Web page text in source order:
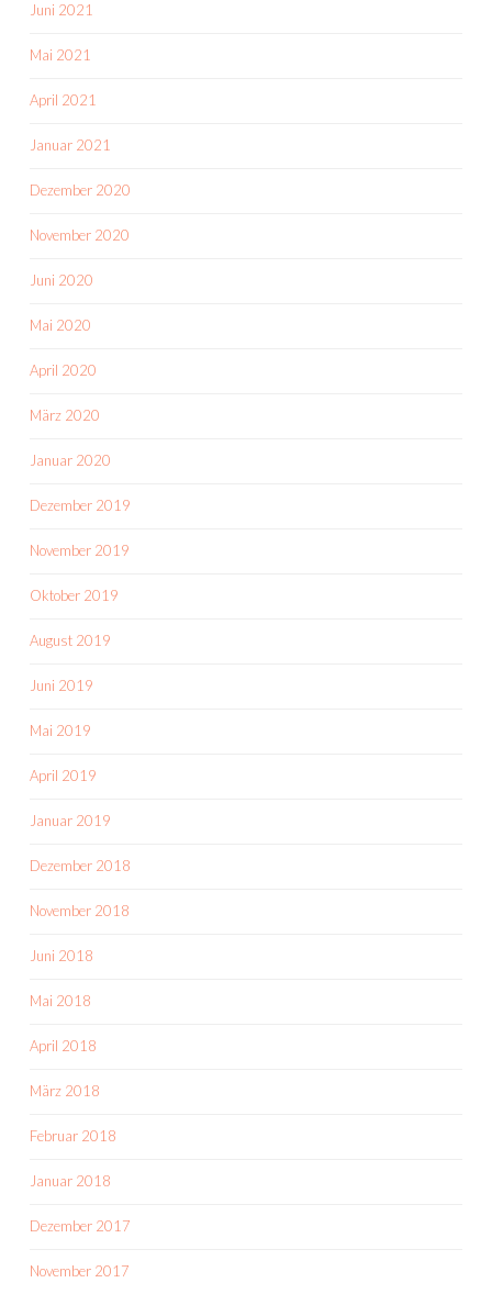
Juni 2021
Mai 2021
April 2021
Januar 2021
Dezember 2020
November 2020
Juni 2020
Mai 2020
April 2020
März 2020
Januar 2020
Dezember 2019
November 2019
Oktober 2019
August 2019
Juni 2019
Mai 2019
April 2019
Januar 2019
Dezember 2018
November 2018
Juni 2018
Mai 2018
April 2018
März 2018
Februar 2018
Januar 2018
Dezember 2017
November 2017